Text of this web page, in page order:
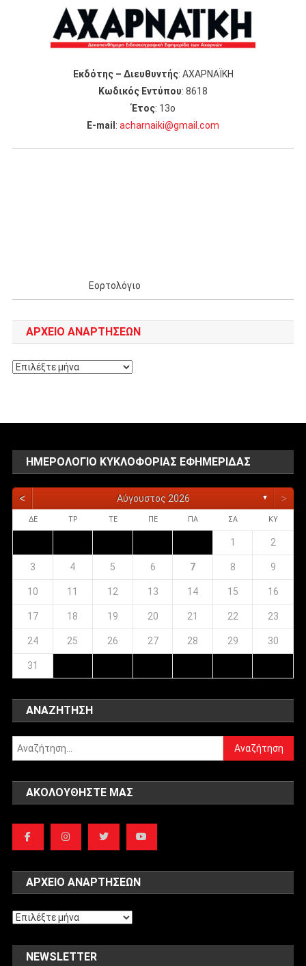
Εκδότης – Διευθυντής: ΑΧΑΡΝΑΪΚΗ
Κωδικός Εντύπου: 8618
Έτος: 13ο
Ε-mail : acharnaiki@gmail.com
Εορτολόγιο
ΑΡΧΕΊΟ ΑΝΑΡΤΉΣΕΩΝ
Αρχείο
ΗΜΕΡΟΛΌΓΙΟ ΚΥΚΛΟΦΟΡΊΑΣ ΕΦΗΜΕΡΊΔΑΣ
< Αύγουστος 2026 ▼ >
ΔΕ ΤΡ ΤΕ ΠΕ ΠΑ ΣΑ ΚΥ
1 2
3 4 5 6 7 8 9
10 11 12 13 14 15 16
17 18 19 20 21 22 23
24 25 26 27 28 29 30
31
ΑΝΑΖΉΤΗΣΗ
Αναζήτηση
για:
ΑΚΟΛΟΥΘΉΣΤΕ ΜΑΣ
ΑΡΧΕΊΟ ΑΝΑΡΤΉΣΕΩΝ
Αρχείο
NEWSLETTER